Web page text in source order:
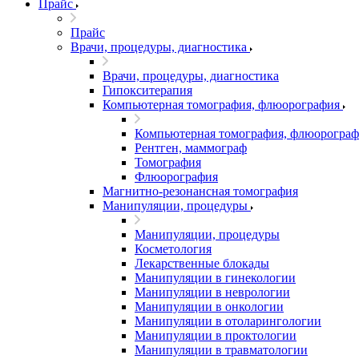
Прайс
Прайс
Врачи, процедуры, диагностика
Врачи, процедуры, диагностика
Гипокситерапия
Компьютерная томография, флюорография
Компьютерная томография,
Рентген, маммограф
Томография
Флюорография
Магнитно-резонансная томография
Манипуляции, процедуры
Манипуляции, процедуры
Косметология
Лекарственные блокады
Манипуляции в гинекологии
Манипуляции в неврологии
Манипуляции в онкологии
Манипуляции в отоларингологии
Манипуляции в проктологии
Манипуляции в травматологии